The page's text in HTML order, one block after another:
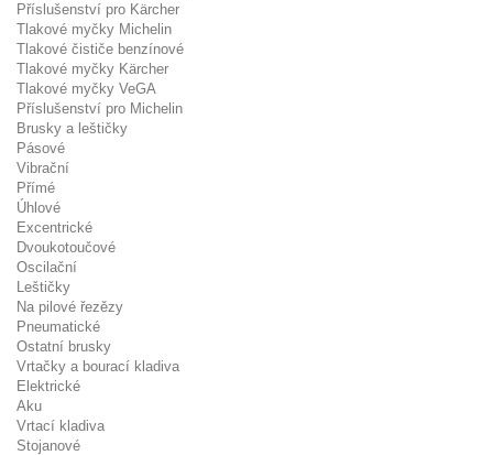
Příslušenství pro Kärcher
Tlakové myčky Michelin
Tlakové čističe benzínové
Tlakové myčky Kärcher
Tlakové myčky VeGA
Příslušenství pro Michelin
Brusky a leštičky
Pásové
Vibrační
Přímé
Úhlové
Excentrické
Dvoukotoučové
Oscilační
Leštičky
Na pilové řezězy
Pneumatické
Ostatní brusky
Vrtačky a bourací kladiva
Elektrické
Aku
Vrtací kladiva
Stojanové